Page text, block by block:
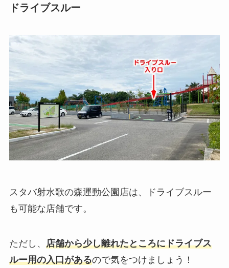
ドライブスルー
スタバ射水歌の森運動公園店は、ドライブスルー
も可能な店舗です。
ただし、 店舗から少し離れたところにドライブス
ルー用の入口があるので気をつけましょう！